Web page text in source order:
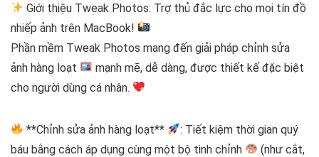
Giới thiệu Tweak Photos: Trợ thủ đắc lực cho mọi tín đồ
nhiếp ảnh trên MacBook!
Phần mềm Tweak Photos mang đến giải pháp chỉnh sửa
ảnh hàng loạt
mạnh mẽ, dễ dàng, được thiết kế đặc biệt
cho người dùng cá nhân.
**Chỉnh sửa ảnh hàng loạt**
: Tiết kiệm thời gian quý
báu bằng cách áp dụng cùng một bộ tinh chỉnh
(như cắt,